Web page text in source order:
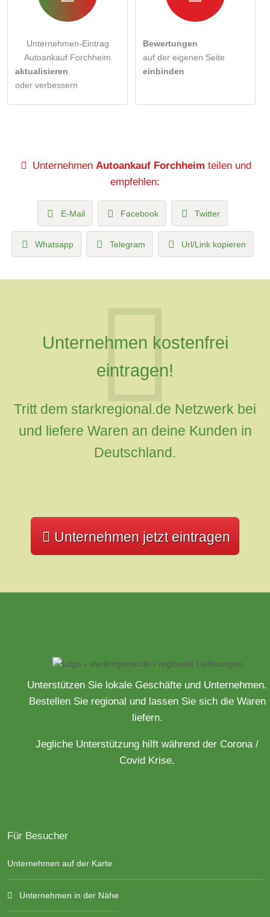
Unternehmen-Eintrag
Autoankauf Forchheim
aktualisieren
oder verbessern
Bewertungen
auf der eigenen Seite
einbinden
Unternehmen Autoankauf Forchheim teilen und
empfehlen:
E-Mail Facebook Twitter
Whatsapp Telegram Url/Link kopieren
Unternehmen kostenfrei
eintragen!
Tritt dem starkregional.de Netzwerk bei
und liefere Waren an deine Kunden in
Deutschland.
Unternehmen jetzt eintragen
Unterstützen Sie lokale Geschäfte und Unternehmen.
Bestellen Sie regional und lassen Sie sich die Waren
liefern.
Jegliche Unterstützung hilft während der Corona /
Covid Krise.
Für Besucher
Unternehmen auf der Karte
Unternehmen in der Nähe